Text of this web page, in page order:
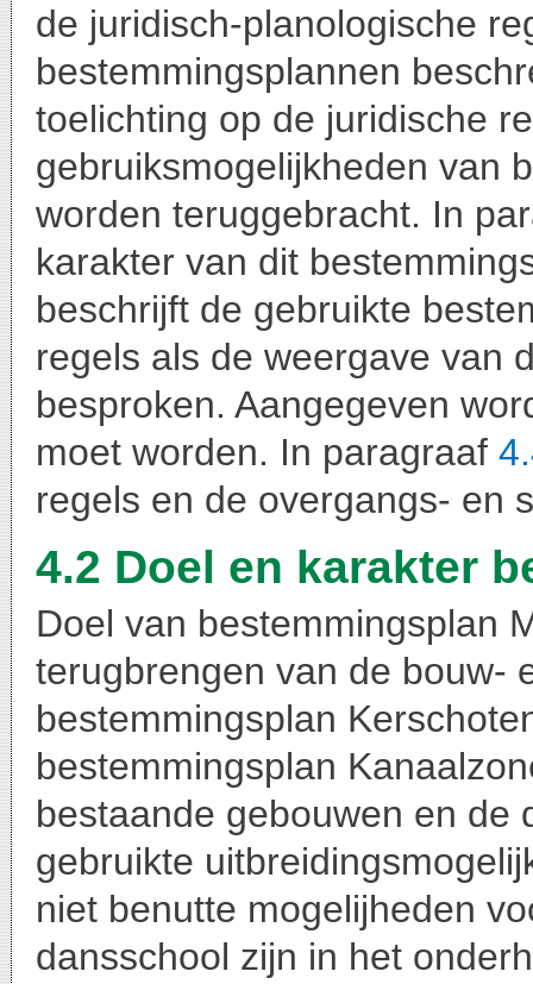
de juridisch-planologische
bestemmingsplannen
toelichting op de juridische
gebruiksmogelijkheden van
worden teruggebracht. In
karakter van dit
beschrijft de gebruikte
regels als de weergave van
besproken. Aangegeven
moet worden. In paragraaf
regels en de overgangs- en
4.2 Doel en karakter
Doel van bestemmingsplan
terugbrengen van de bouw-
bestemmingsplan
bestemmingsplan
bestaande gebouwen en de
gebruikte
niet benutte mogelijheden
dansschool zijn in het